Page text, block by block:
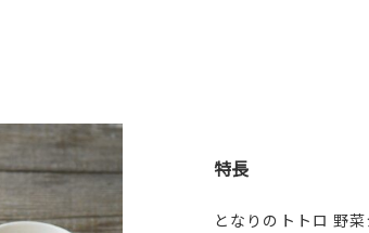
特長
となりのトトロ 野